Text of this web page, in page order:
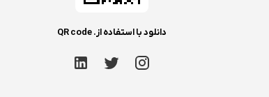
دانلود با استفاده از. QR code